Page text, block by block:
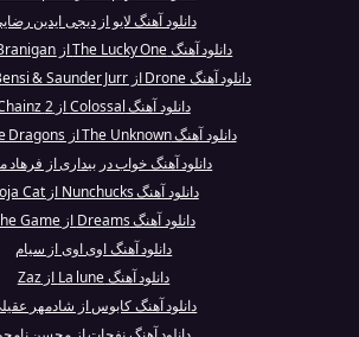
دانلود آهنگ لایو از دیجی ایدین
دانلود آهنگ The Lucky One از Laura Branigan
دانلود آهنگ Drone از Danny Bensi & Saunder Jurr...
دانلود آهنگ Colossal از 2 Chainz
دانلود آهنگ The Unknown از Imagine Dragons
دانلود آهنگ خواب در بیداری از فرهاد
دانلود آهنگ Nunchucks از Doja Cat
دانلود آهنگ Dreams از The Game
دانلود آهنگ اوی اوی از سیام
دانلود آهنگ La lune از Zaz
دانلود آهنگ کابوس از شادمهر